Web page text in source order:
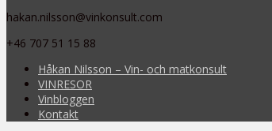
hakan.nilsson@vinkonsult.com
+46 707 51 15 88
Håkan Nilsson – Vin- och matkonsult
VINRESOR
Vinbloggen
Kontakt